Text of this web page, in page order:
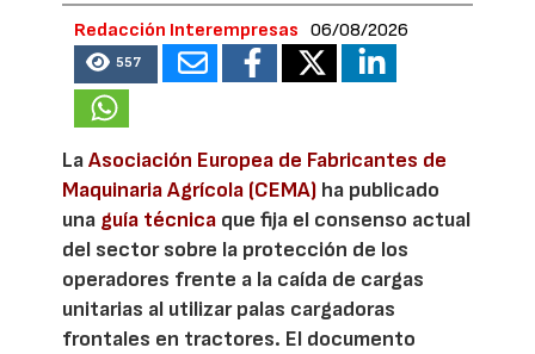
Redacción Interempresas 06/08/2026
557
LaAsociación Europea de Fabricantes de
Maquinaria Agrícola (CEMA) ha publicado
una guía técnica que fija el consenso actual
del sector sobre la protección de los
operadores frente a la caída de cargas
unitarias al utilizar palas cargadoras
frontales en tractores. El documento